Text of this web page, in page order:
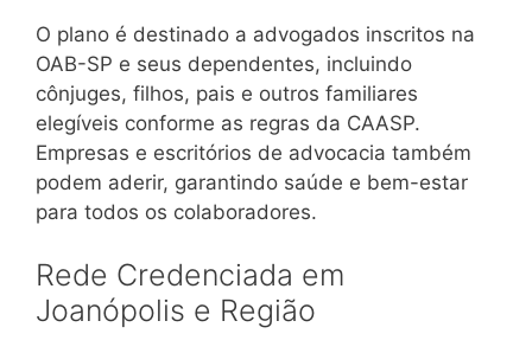
O plano é destinado a advogados inscritos na
OAB-SP e seus dependentes, incluindo
cônjuges, filhos, pais e outros familiares
elegíveis conforme as regras da CAASP.
Empresas e escritórios de advocacia também
podem aderir, garantindo saúde e bem-estar
para todos os colaboradores.
Rede Credenciada em
Joanópolis e Região